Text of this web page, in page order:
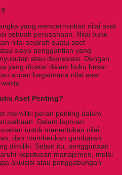
yang mencerminkan nilai aset
sebuah perusahaan. Nilai buku
nilai sejarah suatu aset
biaya penggantian yang
atau depresiasi. Dengan
yang dicatat dalam buku besar
acuan bagaimana nilai aset
Aset Penting?
memiliki peran penting dalam
Dalam laporan
untuk menentukan nilai
dan memberikan gambaran
dimiliki. Selain itu, penggunaan
keputusan manajemen, mulai
akuisisi atau penggabungan